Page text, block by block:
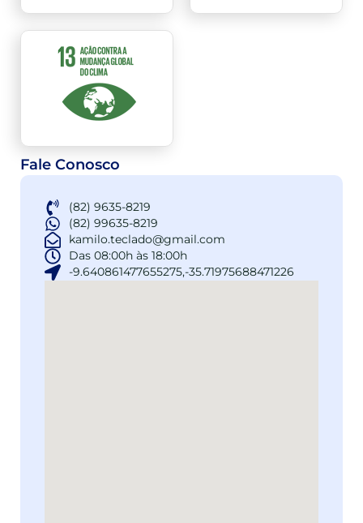
Fale Conosco
(82) 9635-8219
(82) 99635-8219
kamilo.teclado@gmail.com
Das 08:00h às 18:00h
-9.640861477655275,-35.71975688471226